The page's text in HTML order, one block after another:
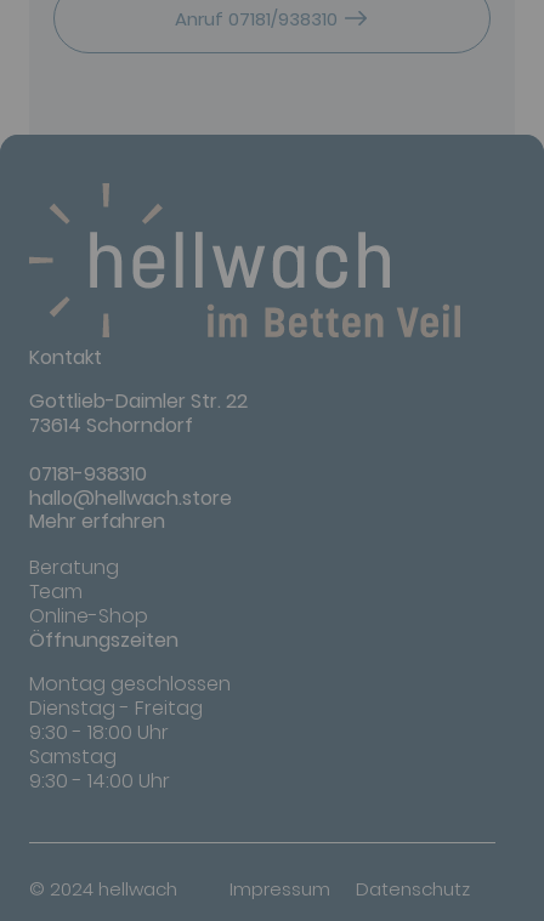
Anruf 07181/938310
Kontakt
Gottlieb-Daimler Str. 22
73614 Schorndorf
07181-938310
hallo@hellwach.store
Mehr erfahren
Beratung
Team
Online-Shop
Öffnungszeiten
Montag geschlossen
Dienstag - Freitag
9:30 - 18:00 Uhr
Samstag
9:30 - 14:00 Uhr
© 2024 hellwach Impressum Datenschutz